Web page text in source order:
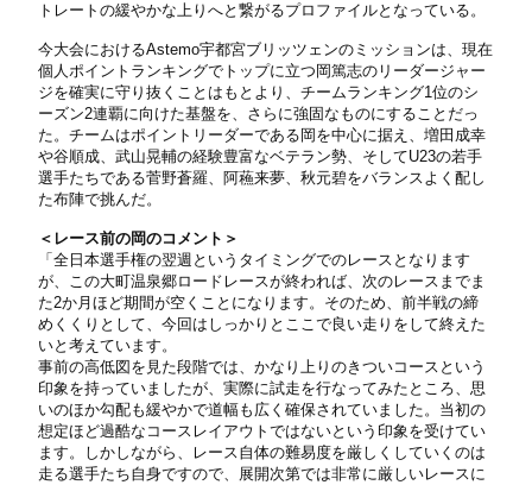
トレートの緩やかな上りへと繋がるプロファイルとなっている。
今大会におけるAstemo宇都宮ブリッツェンのミッションは、現在
個人ポイントランキングでトップに立つ岡篤志のリーダージャー
ジを確実に守り抜くことはもとより、チームランキング1位のシ
ーズン2連覇に向けた基盤を、さらに強固なものにすることだっ
た。チームはポイントリーダーである岡を中心に据え、増田成幸
や谷順成、武山晃輔の経験豊富なベテラン勢、そしてU23の若手
選手たちである菅野蒼羅、阿蘓来夢、秋元碧をバランスよく配し
た布陣で挑んだ。
＜レース前の岡のコメント＞
「全日本選手権の翌週というタイミングでのレースとなります
が、この大町温泉郷ロードレースが終われば、次のレースまでま
た2か月ほど期間が空くことになります。そのため、前半戦の締
めくくりとして、今回はしっかりとここで良い走りをして終えた
いと考えています。
事前の高低図を見た段階では、かなり上りのきついコースという
印象を持っていましたが、実際に試走を行なってみたところ、思
いのほか勾配も緩やかで道幅も広く確保されていました。当初の
想定ほど過酷なコースレイアウトではないという印象を受けてい
ます。しかしながら、レース自体の難易度を厳しくしていくのは
走る選手たち自身ですので、展開次第では非常に厳しいレースに